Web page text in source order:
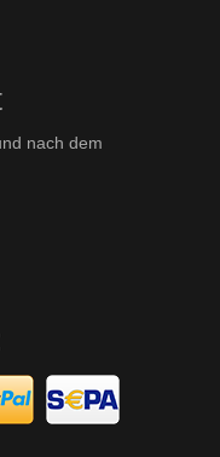
nach dem